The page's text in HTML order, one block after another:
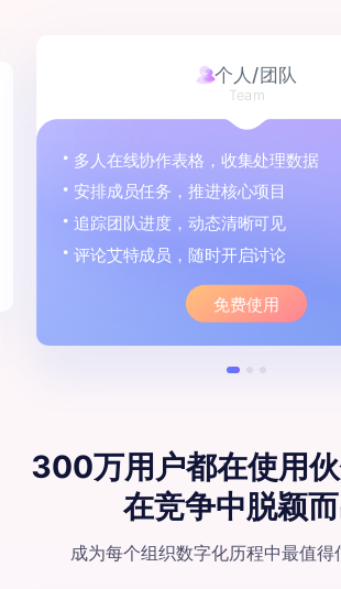
中小企业
Small business
低成本拥有满足需求的个性化系统
无需额外招人，业务人员即可搭建
重复工作丢给自动化，提升公司人效
数据大屏，让老板实时看到业务成果
点击试用
300万用户都在使用
在竞争中脱颖
成为每个组织数字化历程中最值得